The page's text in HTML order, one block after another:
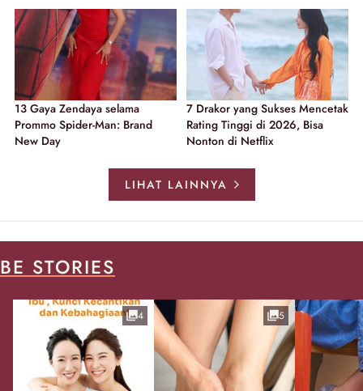
13 Gaya Zendaya selama
Prommo Spider-Man: Brand
New Day
7 Drakor yang Sukses Mencetak
Rating Tinggi di 2026, Bisa
Nonton di Netflix
LIHAT LAINNYA
BE STORIES
4 5